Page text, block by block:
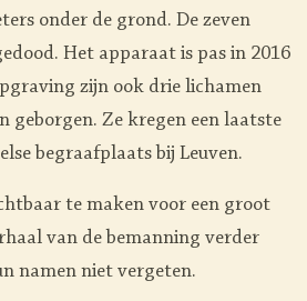
onder de grond. De zeven
Het apparaat is pas in 2016
zijn ook drie lichamen
geborgen. Ze kregen een laatste
begraafplaats bij Leuven.
te maken voor een groot
van de bemanning verder
namen niet vergeten.